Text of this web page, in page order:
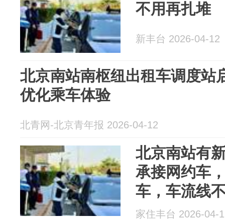
不用再扎堆
新丰台 2026-04-12
北京南站南枢纽出租车调度站
优化乘车体验
北青网-北京青年报 2026-04-12
北京南站有
承接网约车
车，车流线
家住丰台 2026-04-